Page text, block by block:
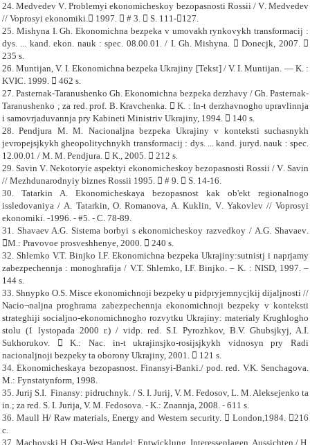
24.Medvedev V.Problemyi ekonomicheskoy bezopasnosti Rossii/ V.Medvedev
// Voprosyi ekonomiki. 1997.  # 3.  S. 111-127.
25. Mishyna I. Gh. Ekonomichna bezpeka v umovakh rynkovykh transformacij :
dys. ... kand. ekon. nauk : spec. 08.00.01. / I. Gh. Mishyna.  Donecjk, 2007. 
235 s.
26. Muntijan, V. I. Ekonomichna bezpeka Ukrajiny [Tekst] / V. I. Muntijan. — K. :
KVIC. 1999.  462 s.
27. Pasternak-Taranushenko Gh. Ekonomichna bezpeka derzhavy / Gh. Pasternak-
Taranushenko ; za red. prof. B. Kravchenka.  K. : In-t derzhavnogho upravlinnja
i samovrjaduvannja pry Kabineti Ministriv Ukrajiny, 1994.  140 s.
28. Pendjura M. M. Nacionaljna bezpeka Ukrajiny v konteksti suchasnykh
jevropejsjkykh gheopolitychnykh transformacij : dys. ... kand. juryd. nauk : spec.
12.00.01 / M. M. Pendjura.  K., 2005.  212 s.
29.Savin V.Nekotoryie aspektyi ekonomicheskoy bezopasnosti Rossii/ V.Savin
// Mezhdunarodnyiy biznes Rossii 1995.  # 9.  S. 14-16.
30. Tatarkin A. Ekonomicheskaya bezopasnost kak ob'ekt regionalnogo
issledovaniya /A. Tatarkin, O. Romanova,A.Kuklin, V. Yakovlev//Voprosyi
ekonomiki. -1996. - #5. - С. 78-89.
31. ShavaevA.G.Sistema borbyi s ekonomicheskoy razvedkoy/A.G.Shavaev.
M.: Pravovoe prosveshhenye, 2000.  240 s.
32. Shlemko V.T. Binjko I.F. Ekonomichna bezpeka Ukrajiny:sutnistj i naprjamy
zabezpechennja : monoghrafija / V.T. Shlemko, I.F. Binjko. – K. : NISD, 1997. –
144 s.
33. Shnypko O.S. Misce ekonomichnoji bezpeky u pidpryjemnycjkij dijaljnosti //
Nacio¬naljna proghrama zabezpechennja ekonomichnoji bezpeky v konteksti
strateghiji socialjno-ekonomichnogho rozvytku Ukrajiny: materialy Krughlogho
stolu (1 lystopada 2000 r.) / vidp. red. S.I. Pyrozhkov, B.V. Ghubsjkyj, A.I.
Sukhorukov.  K.: Nac. in-t ukrajinsjko-rosijsjkykh vidnosyn pry Radi
nacionaljnoji bezpeky ta oborony Ukrajiny, 2001.  121 s.
34.Ekonomicheskaya bezopasnost. Finansyi-Banki./ pod. red. V.K. Senchagova.
M.: Fynstatynform, 1998.
35. Jurij S.I. Finansy: pidruchnyk. / S. I. Jurij, V. M. Fedosov, L. M. Aleksejenko ta
in.; za red. S. I. Jurija, V. M. Fedosova. - K.: Znannja, 2008. - 611 s.
36. Maull H/ Raw materials, Energy and Western security.  London,1984. 216
c.
37. Machovski H. Ost-West Handel: Entwicklung, Interessenlagen. Aussichten / H.